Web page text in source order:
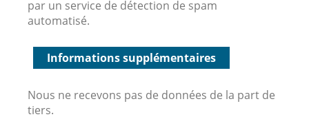
par un service de détection de spam
automatisé.
Informations supplémentaires
Nous ne recevons pas de données de la part de
tiers.